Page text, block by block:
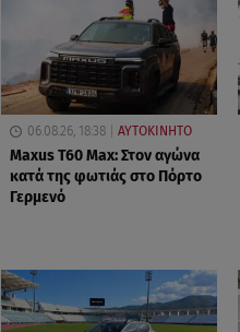
06.08.26, 18:38 ΑΥΤΟΚΙΝΗΤΟ
Maxus T60 Max: Στον αγώνα
κατά της φωτιάς στο Πόρτο
Γερμενό